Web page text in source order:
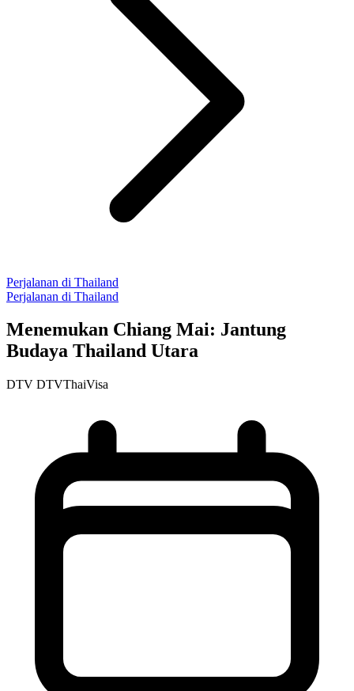
Perjalanan di Thailand
Perjalanan di Thailand
Menemukan Chiang Mai: Jantung
Budaya Thailand Utara
DTV DTVThaiVisa